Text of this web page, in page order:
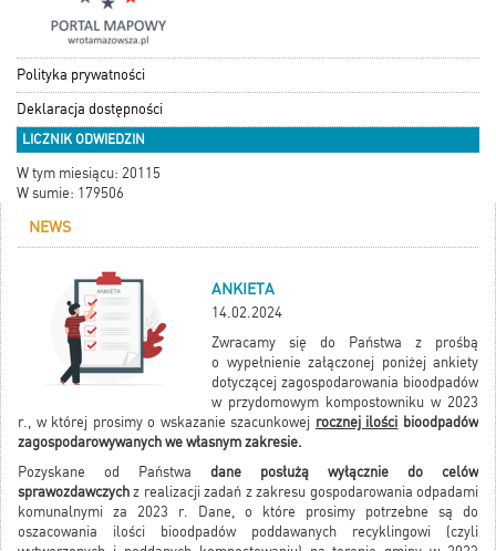
Polityka prywatności
Deklaracja dostępności
LICZNIK ODWIEDZIN
W tym miesiącu: 20115
W sumie: 179506
NEWS
ANKIETA
14.02.2024
Zwracamy się do Państwa z prośbą
o wypełnienie załączonej poniżej ankiety
dotyczącej zagospodarowania bioodpadów
w przydomowym kompostowniku w 2023
r., w której prosimy o wskazanie szacunkowej rocznej ilości bioodpadów
zagospodarowywanych we własnym zakresie.
Pozyskane od Państwa dane posłużą wyłącznie do celów
sprawozdawczych z realizacji zadań z zakresu gospodarowania odpadami
komunalnymi za 2023 r. Dane, o które prosimy potrzebne są do
oszacowania ilości bioodpadów poddawanych recyklingowi (czyli